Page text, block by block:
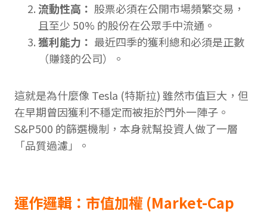
流動性高： 股票必須在公開市場頻繁交易，
且至少 50% 的股份在公眾手中流通。
獲利能力： 最近四季的獲利總和必須是正數
（賺錢的公司）。
這就是為什麼像 Tesla (特斯拉) 雖然市值巨大，但
在早期曾因獲利不穩定而被拒於門外一陣子。
S&P500 的篩選機制，本身就幫投資人做了一層
「品質過濾」。
運作邏輯：市值加權 (Market-Cap